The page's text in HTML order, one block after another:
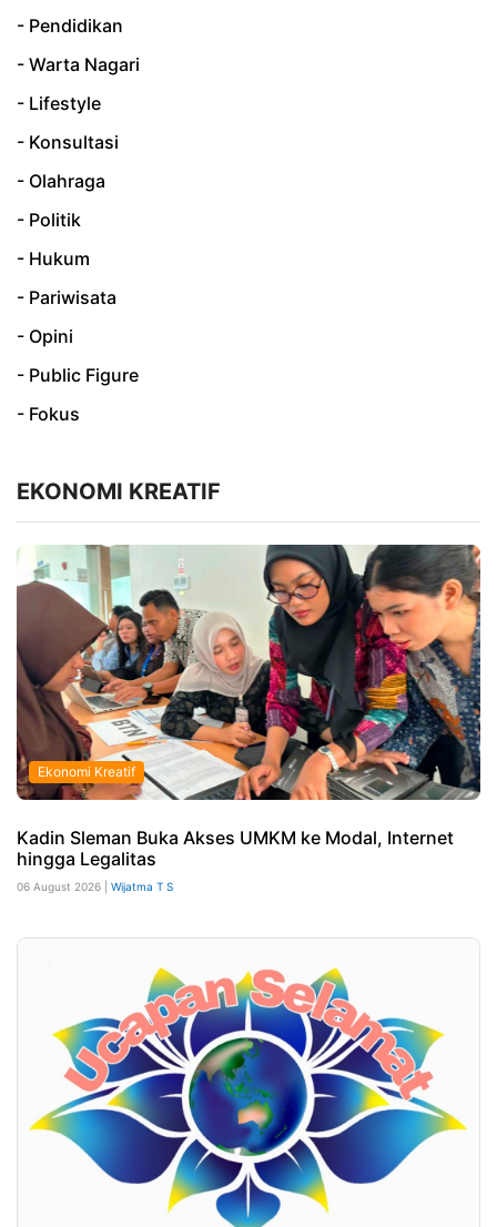
- Pendidikan
- Warta Nagari
- Lifestyle
- Konsultasi
- Olahraga
- Politik
- Hukum
- Pariwisata
- Opini
- Public Figure
- Fokus
EKONOMI KREATIF
Ekonomi Kreatif
Kadin Sleman Buka Akses UMKM ke Modal, Internet
hingga Legalitas
06 August 2026 | Wijatma T S